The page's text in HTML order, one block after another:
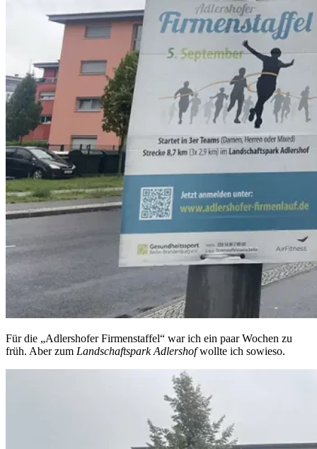
Für die „Adlershofer Firmenstaffel“ war ich ein paar Wochen zu
früh. Aber zum Landschaftspark Adlershofwollte ich sowieso.